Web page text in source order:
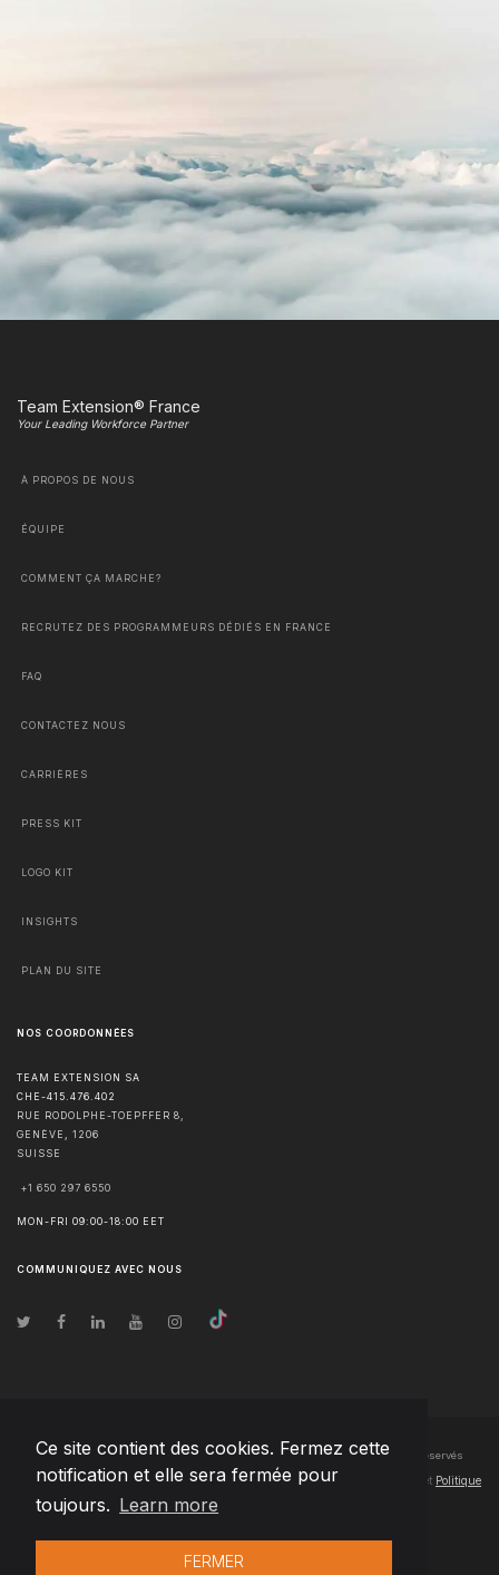
Ce site contient des cookies. Fermez cette
notification et elle sera fermée pour
toujours. Learn more
FERMER
Team Extension® France
Your Leading Workforce Partner
À PROPOS DE NOUS
ÉQUIPE
COMMENT ÇA MARCHE?
RECRUTEZ DES PROGRAMMEURS DÉDIÉS EN FRANCE
FAQ
CONTACTEZ NOUS
CARRIÈRES
PRESS KIT
LOGO KIT
INSIGHTS
PLAN DU SITE
NOS COORDONNÉES
TEAM EXTENSION SA
CHE-415.476.402
RUE RODOLPHE-TOEPFFER 8,
GENÈVE
1206
SUISSE
+1 650 297 6550
MON-FRI 09:00-18:00 EET
COMMUNIQUEZ AVEC NOUS
© Droits d'auteur2026 Team Extension SA France- Tous les droits sont réservés
Changelog● En utilisant ce site, vous acceptez nos Conditions d'utilisation et Politique
de confidentialité